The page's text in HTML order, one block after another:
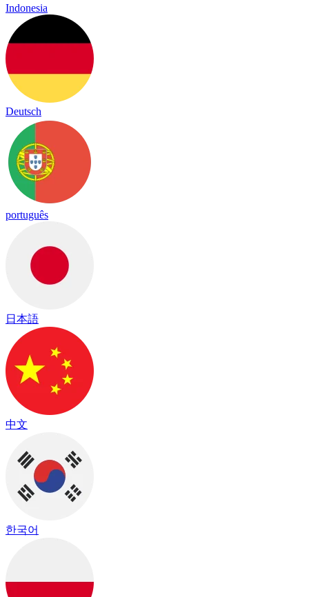
Indonesia
Deutsch
português
日本語
中文
한국어